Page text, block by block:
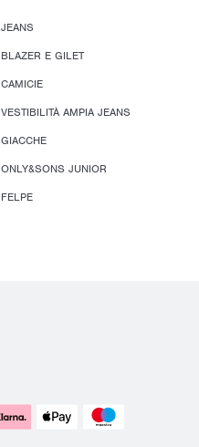
JEANS
BLAZER E GILET
CAMICIE
VESTIBILITÀ AMPIA JEANS
GIACCHE
ONLY&SONS JUNIOR
FELPE